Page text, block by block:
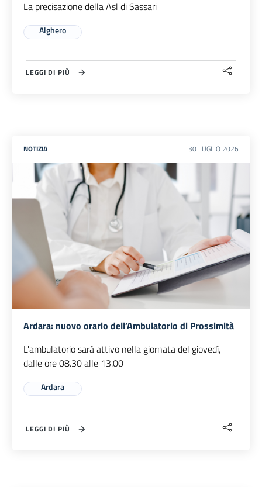
La precisazione della Asl di Sassari
Alghero
LEGGI DI PIÙ
NOTIZIA 30 LUGLIO 2026
Ardara: nuovo orario dell’Ambulatorio di Prossimità
L'ambulatorio sarà attivo nella giornata del giovedì,
dalle ore 08.30 alle 13.00
Ardara
LEGGI DI PIÙ